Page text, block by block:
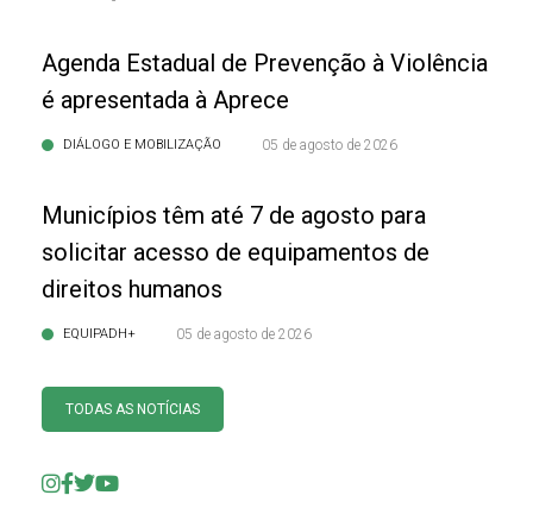
Agenda Estadual de Prevenção à Violência
é apresentada à Aprece
DIÁLOGO E MOBILIZAÇÃO 05 de agosto de 2026
Municípios têm até 7 de agosto para
solicitar acesso de equipamentos de
direitos humanos
EQUIPADH+ 05 de agosto de 2026
TODAS AS NOTÍCIAS